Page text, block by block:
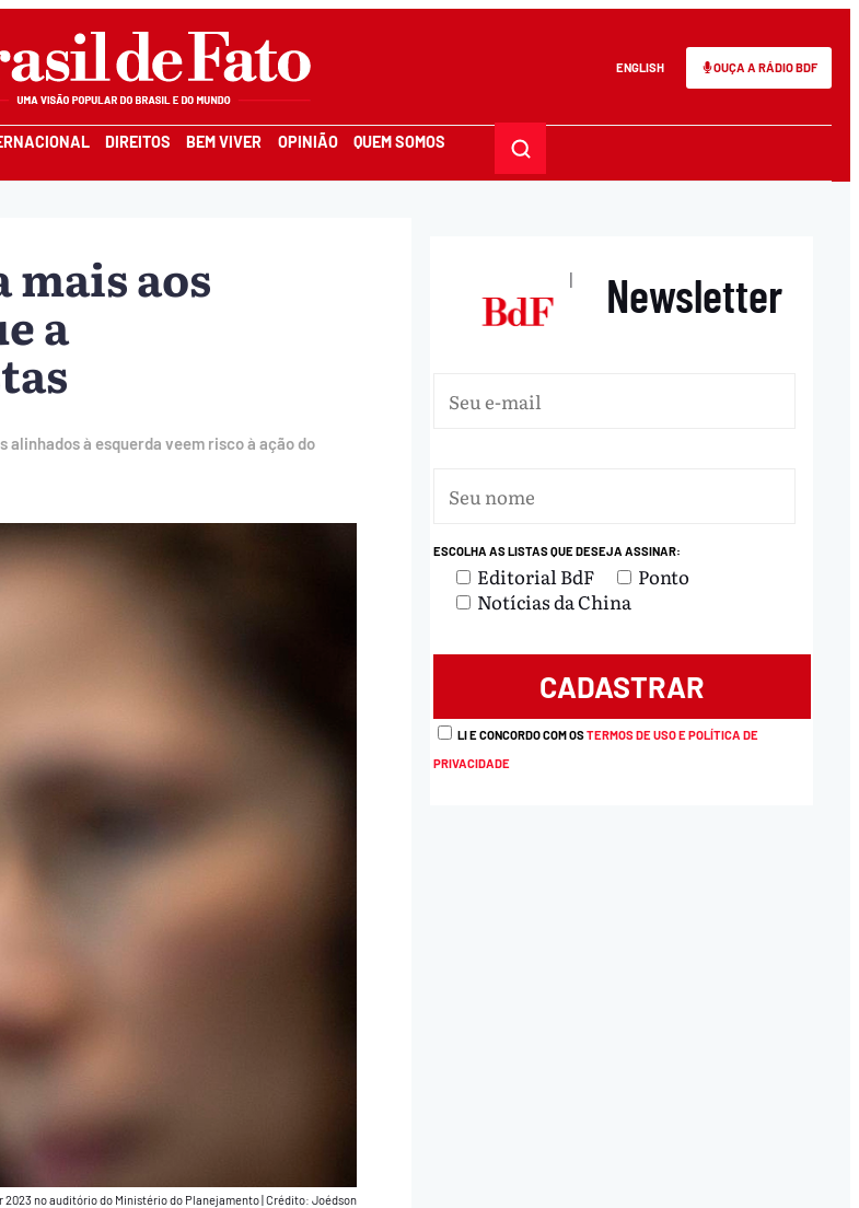
ENGLISH OUÇA A RÁDIO BDF
DIREITOS BEM VIVER OPINIÃO QUEM SOMOS
aos
a
à esquerda veem risco à ação do
2023 no auditório do Ministério do Planejamento|Crédito: Joédson
| Newsletter
ESCOLHA AS LISTAS QUE DESEJA ASSINAR:
Editorial BdF
Ponto
Notícias da China
LI E CONCORDO COM OSTERMOS DE USO E POLÍTICA DE
PRIVACIDADE